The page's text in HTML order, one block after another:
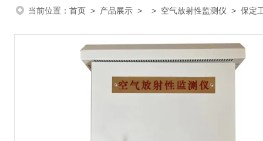
当前位置： 首页 > 产品展示 > > 空气放射性监测仪 > 保定